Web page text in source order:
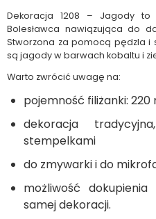
Dekoracja 1208 – Jagody to
Bolesławca nawiązująca do
Stworzona za pomocą pędzla i
są jagody w barwach kobaltu i
Warto zwrócić uwagę na:
pojemność filiżanki: 220
dekoracja
stempelkami
do zmywarki i do
możliwość
samej dekoracji.